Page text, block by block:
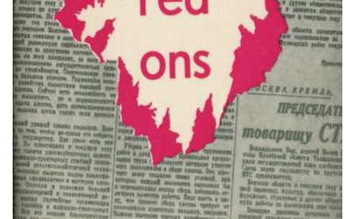
Heilige Maagd Maria om kracht,
volharding, en genade te midden van
kou, honger, ontbering, en het verlies
van alles. De centrale thema's zijn:
Ongebroken Geloof en Hoop: De
smeekbeden getuigen van een vast
vertrouwen in Gods liefde, zelfs
wanneer zij zich "door God en
mensen verlaten" voelen.
Liefde voor het Vaderland: Er is een